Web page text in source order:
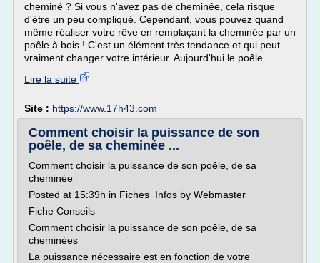
cheminé ? Si vous n'avez pas de cheminée, cela risque
d'être un peu compliqué. Cependant, vous pouvez quand
même réaliser votre rêve en remplaçant la cheminée par un
poêle à bois ! C'est un élément très tendance et qui peut
vraiment changer votre intérieur. Aujourd'hui le poêle...
Lire la suite
Site : https://www.17h43.com
Comment choisir la puissance de son
poêle, de sa cheminée ...
Comment choisir la puissance de son poêle, de sa
cheminée
Posted at 15:39h in Fiches_Infos by Webmaster
Fiche Conseils
Comment choisir la puissance de son poêle, de sa
cheminées
La puissance nécessaire est en fonction de votre